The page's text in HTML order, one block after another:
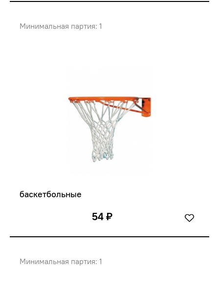
Минимальная партия: 1
баскетбольные
54 ₽
Минимальная партия: 1